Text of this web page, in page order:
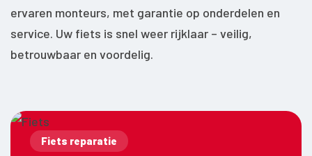
ervaren monteurs, met garantie op onderdelen en
service. Uw fiets is snel weer rijklaar – veilig,
betrouwbaar en voordelig.
Fiets reparatie